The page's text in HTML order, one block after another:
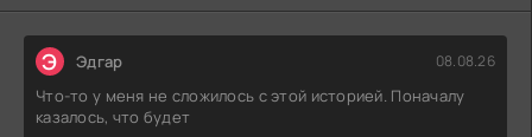
Э Эдгар 08.08.26
Что-то у меня не сложилось с этой историей. Поначалу
казалось, что будет